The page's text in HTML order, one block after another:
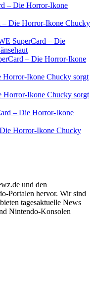
– Die Horror-Ikone
– Die Horror-Ikone Chucky
SuperCard – Die
– Die Horror-Ikone
Horror-Ikone Chucky sorgt
Horror-Ikone Chucky sorgt
– Die Horror-Ikone
Horror-Ikone Chucky
und den
Portalen hervor. Wir sind
tagesaktuelle News
Nintendo-Konsolen